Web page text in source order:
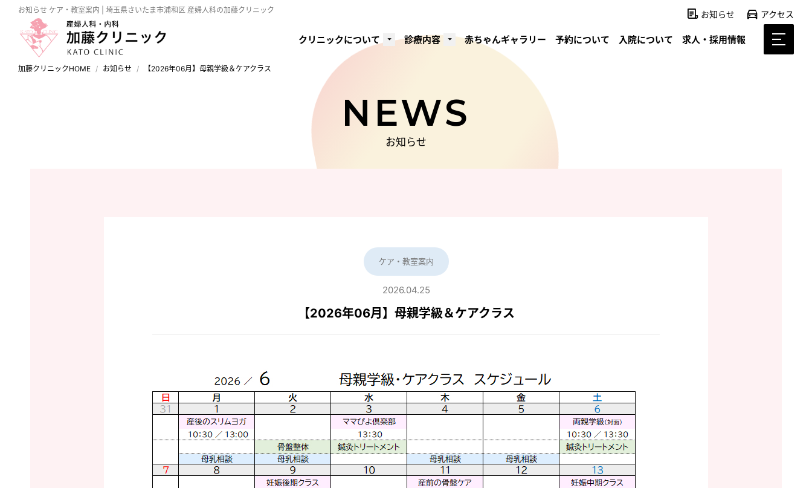
お知らせ ケア・教室案内 | 埼玉県さいたま市浦和区 産婦人科の加藤クリニック お知らせ アクセス
クリニックについて 診療内容 赤ちゃんギャラリー 予約について 入院について 求人・採用情報
加藤クリニックHOME お知らせ 【2026年06月】母親学級＆ケアクラス
NEWS
お知らせ
ケア・教室案内
2026.04.25
【2026年06月】母親学級＆ケアクラス